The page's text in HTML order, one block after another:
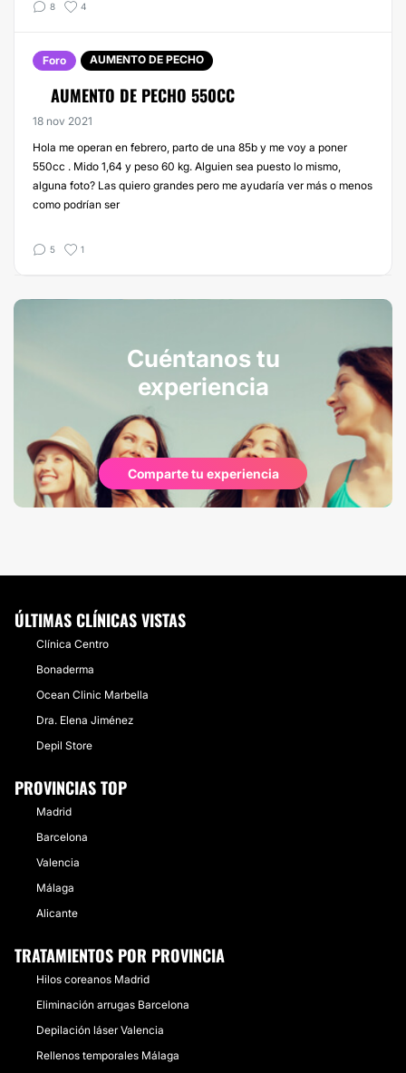
8 4
Foro AUMENTO DE PECHO
AUMENTO DE PECHO 550CC
18 nov 2021
Hola me operan en febrero, parto de una 85b y me voy a poner
550cc . Mido 1,64 y peso 60 kg. Alguien sea puesto lo mismo,
alguna foto? Las quiero grandes pero me ayudaría ver más o menos
como podrían ser
5 1
Cuéntanos tu
experiencia
Comparte tu experiencia
ÚLTIMAS CLÍNICAS VISTAS
Clínica Centro
Bonaderma
Ocean Clinic Marbella
Dra. Elena Jiménez
Depil Store
PROVINCIAS TOP
Madrid
Barcelona
Valencia
Málaga
Alicante
TRATAMIENTOS POR PROVINCIA
Hilos coreanos Madrid
Eliminación arrugas Barcelona
Depilación láser Valencia
Rellenos temporales Málaga